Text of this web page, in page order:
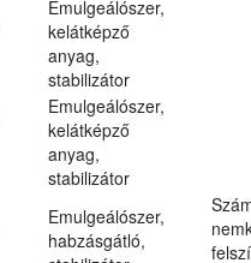
Emulgeálószer,
kelátképző
anyag,
stabilizátor
Emulgeálószer,
kelátképző
anyag,
stabilizátor
Emulgeálószer,
habzásgátló,